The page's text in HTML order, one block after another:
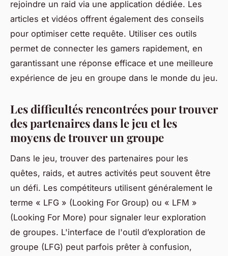
rejoindre un raid via une application dédiée. Les
articles et vidéos offrent également des conseils
pour optimiser cette requête. Utiliser ces outils
permet de connecter les gamers rapidement, en
garantissant une réponse efficace et une meilleure
expérience de jeu en groupe dans le monde du jeu.
Les difficultés rencontrées pour trouver
des partenaires dans le jeu et les
moyens de trouver un groupe
Dans le jeu, trouver des partenaires pour les
quêtes, raids, et autres activités peut souvent être
un défi. Les compétiteurs utilisent généralement le
terme « LFG » (Looking For Group) ou « LFM »
(Looking For More) pour signaler leur exploration
de groupes. L'interface de l'outil d’exploration de
groupe (LFG) peut parfois prêter à confusion,